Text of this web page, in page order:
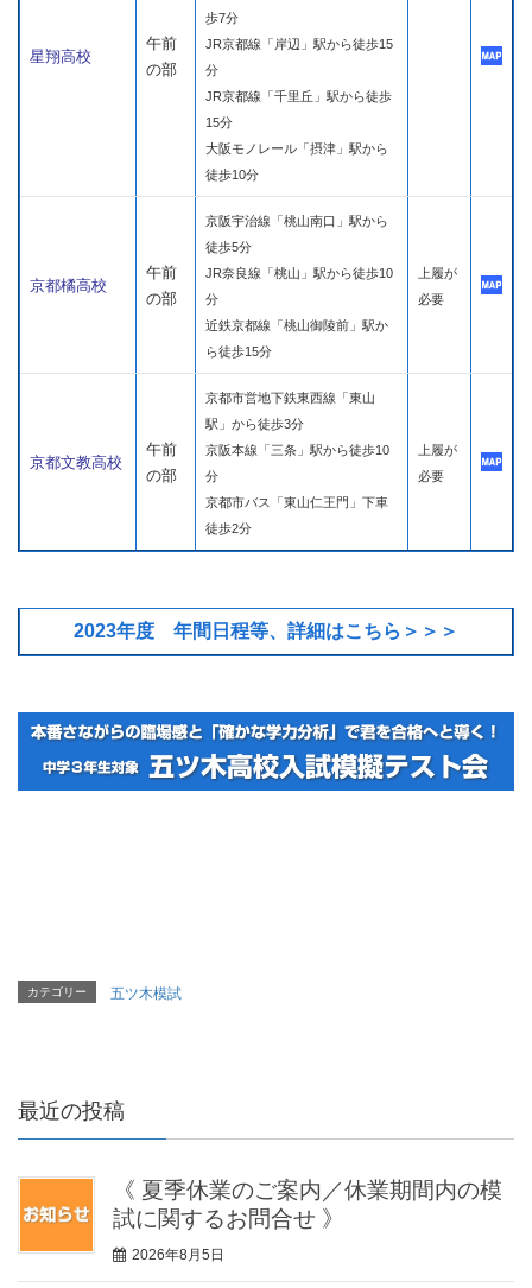
星翔高校
午前
の部
歩7分
JR京都線「岸辺」駅から徒歩15
分
JR京都線「千里丘」駅から徒歩
15分
大阪モノレール「摂津」駅から
徒歩10分
京都橘高校
午前
の部
京阪宇治線「桃山南口」駅から
徒歩5分
JR奈良線「桃山」駅から徒歩10
分
近鉄京都線「桃山御陵前」駅か
ら徒歩15分
上履が
必要
京都文教高校
午前
の部
京都市営地下鉄東西線「東山
駅」から徒歩3分
京阪本線「三条」駅から徒歩10
分
京都市バス「東山仁王門」下車
徒歩2分
上履が
必要
2023年度 年間日程等、詳細はこちら＞＞＞
カテゴリー 五ツ木模試
最近の投稿
《 夏季休業のご案内／休業期間内の模
試に関するお問合せ 》
2026年8月5日